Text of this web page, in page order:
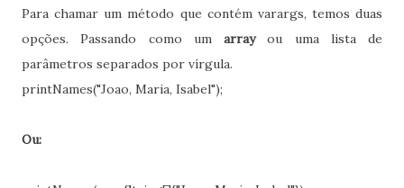
Para chamar um método que contém varargs, temos duas
opções. Passando como um arrayou uma lista de
parâmetros separados por vírgula.
printNames("Joao, Maria, Isabel");
Ou: